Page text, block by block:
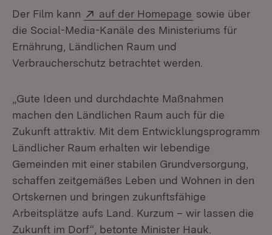
Der Film kann Extern:
auf der Homepage (Öffnet in
sowie über
die Social-Media-Kanäle des Ministeriums für
Ernährung, Ländlichen Raum und
Verbraucherschutz betrachtet werden.
„Gute Ideen und durchdachte Maßnahmen
machen den Ländlichen Raum auch für die
Zukunft attraktiv. Mit dem Entwicklungsprogramm
Ländlicher Raum erhalten wir lebendige
Gemeinden mit einer stabilen Grundversorgung,
schaffen zeitgemäßes Leben und Wohnen in den
Ortskernen und bringen zukunftsfähige
Arbeitsplätze aufs Land. Kurzum – wir lassen die
Zukunft im Dorf“, betonte Minister Hauk.